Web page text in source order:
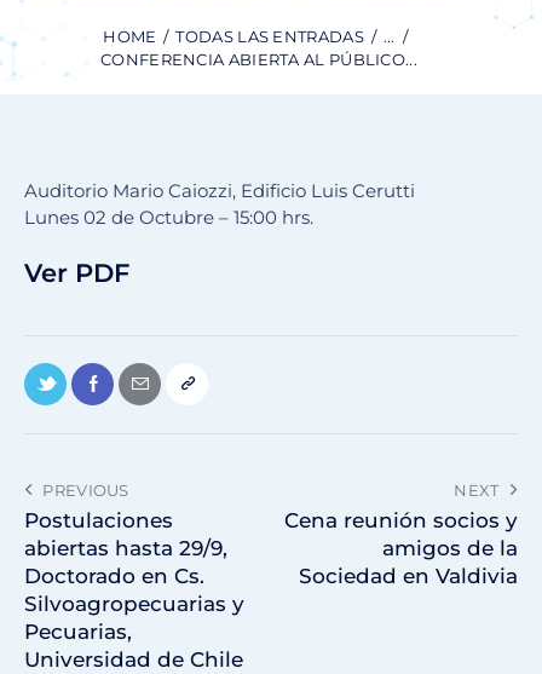
HOME TODAS LAS ENTRADAS
...
CONFERENCIA ABIERTA AL PÚBLICO...
Auditorio Mario Caiozzi, Edificio Luis Cerutti
Lunes 02 de Octubre – 15:00 hrs.
Ver PDF
PREVIOUS
Postulaciones
abiertas hasta 29/9,
Doctorado en Cs.
Silvoagropecuarias y
Pecuarias,
Universidad de Chile
NEXT
Cena reunión socios y
amigos de la
Sociedad en Valdivia